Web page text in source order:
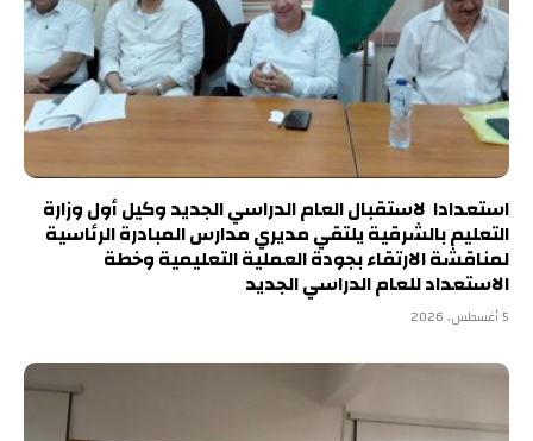
استعدادا لاستقبال العام الدراسي الجديد وكيل أول وزارة
التعليم بالشرقية يلتقي مديري مدارس المبادرة الرئاسية
لمناقشة الارتقاء بجودة العملية التعليمية وخطة
الاستعداد للعام الدراسي الجديد
5 أغسطس، 2026